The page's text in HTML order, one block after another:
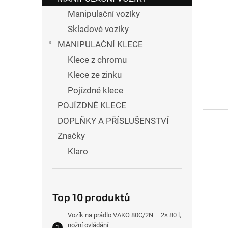
n
p
Manipulační vozíky
Skladové vozíky
MANIPULAČNÍ KLECE
Klece z chromu
Klece ze zinku
Pojízdné klece
POJÍZDNÉ KLECE
DOPLŇKY A PŘÍSLUŠENSTVÍ
Značky
Klaro
Top 10 produktů
Vozík na prádlo VAKO 80C/2N – 2× 80 l,
nožní ovládání